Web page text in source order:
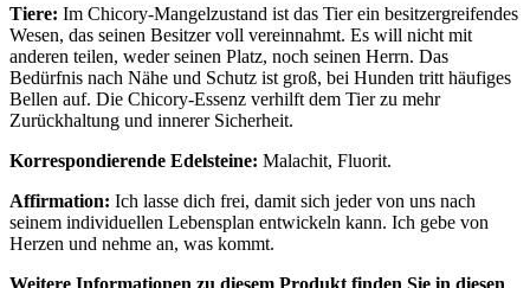
Tiere: Im Chicory-Mangelzustand ist das Tier ein besitzergreifendes
Wesen, das seinen Besitzer voll vereinnahmt. Es will nicht mit
anderen teilen, weder seinen Platz, noch seinen Herrn. Das
Bedürfnis nach Nähe und Schutz ist groß, bei Hunden tritt häufiges
Bellen auf. Die Chicory-Essenz verhilft dem Tier zu mehr
Zurückhaltung und innerer Sicherheit.
Korrespondierende Edelsteine: Malachit, Fluorit.
Affirmation: Ich lasse dich frei, damit sich jeder von uns nach
seinem individuellen Lebensplan entwickeln kann. Ich gebe von
Herzen und nehme an, was kommt.